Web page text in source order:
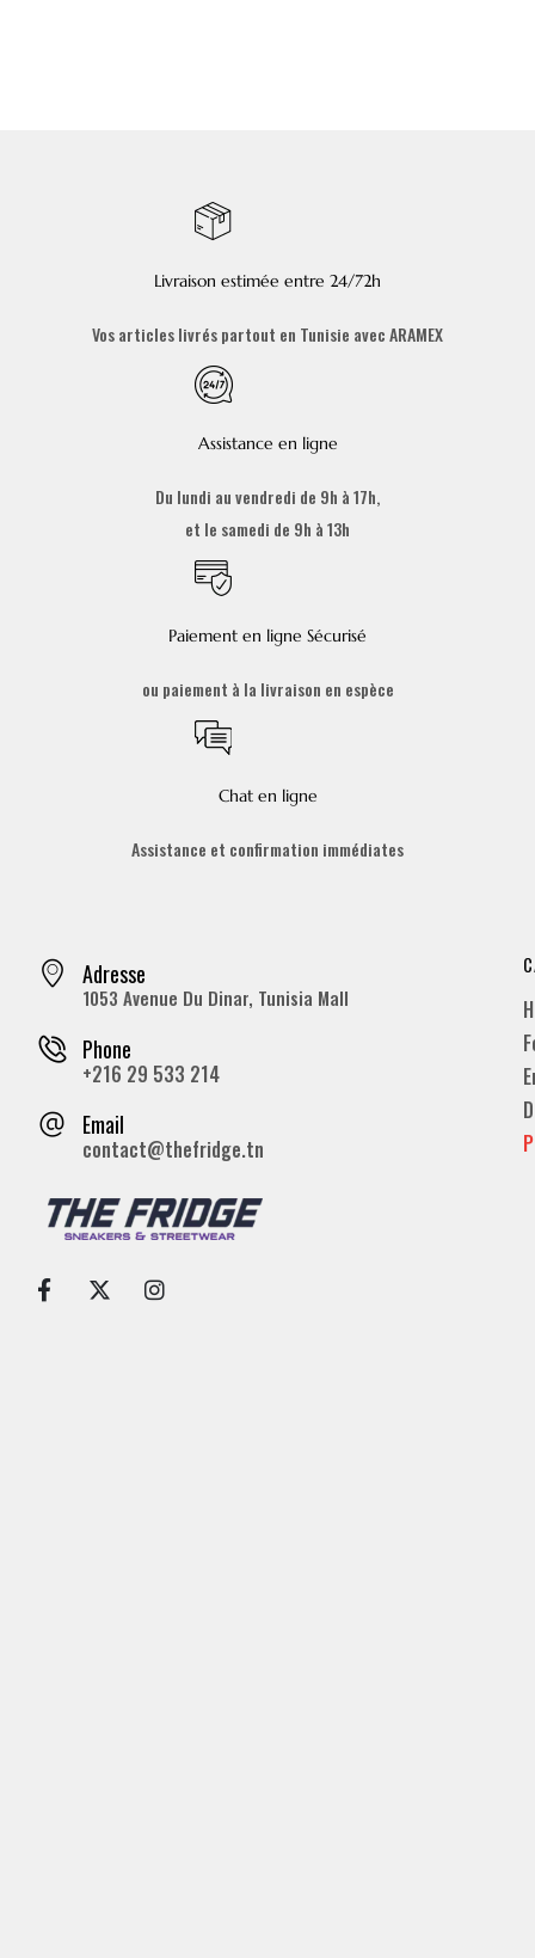
Livraison estimée entre 24/72h
Vos articles livrés partout en Tunisie avec ARAMEX
Assistance en ligne
Du lundi au vendredi de 9h à 17h,
et le samedi de 9h à 13h
Paiement en ligne Sécurisé
ou paiement à la livraison en espèce
Chat en ligne
Assistance et confirmation immédiates
Adresse
1053 Avenue Du Dinar, Tunisia Mall
Phone
+216 29 533 214
Email
contact@thefridge.tn